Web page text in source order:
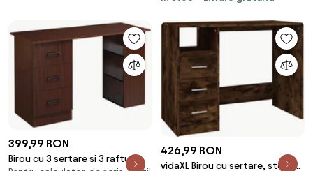
399,99 RON
Birou cu 3 sertare si 3 rafturi
426,99 RON
vidaXL Birou cu sertare, stejar